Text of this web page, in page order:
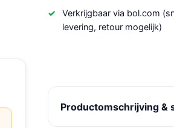
Verkrijgbaar via bol.com
levering, retour mogelijk)
Productomschrijving &